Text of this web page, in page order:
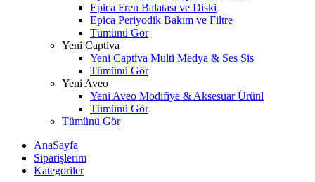
Epica Fren Balatası ve Diski
Epica Periyodik Bakım ve Filtre
Tümünü Gör
Yeni Captiva
Yeni Captiva Multi Medya & Ses Sis
Tümünü Gör
Yeni Aveo
Yeni Aveo Modifiye & Aksesuar Ürünl
Tümünü Gör
Tümünü Gör
AnaSayfa
Siparişlerim
Kategoriler